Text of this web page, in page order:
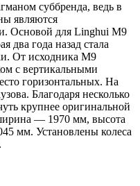
суббренда, ведь в
являются
Основой для Linghui M9
два года назад стала
От исходника M9
с вертикальными
горизонтальных. На
Благодаря несколько
крупнее оригинальной
— 1970 мм, высота
мм. Установлены колеса